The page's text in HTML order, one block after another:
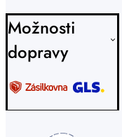
Možnosti
dopravy